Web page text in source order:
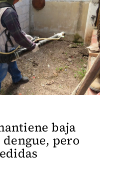
baja
pero